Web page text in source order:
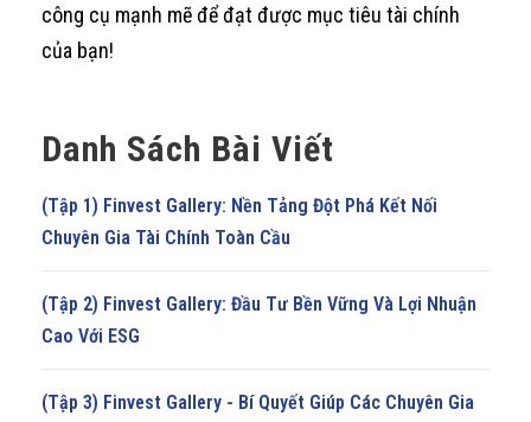
công cụ mạnh mẽ để đạt được mục tiêu tài chính
của bạn!
Danh Sách Bài Viết
(Tập 1) Finvest Gallery: Nền Tảng Đột Phá Kết Nối
Chuyên Gia Tài Chính Toàn Cầu
(Tập 2) Finvest Gallery: Đầu Tư Bền Vững Và Lợi Nhuận
Cao Với ESG
(Tập 3) Finvest Gallery - Bí Quyết Giúp Các Chuyên Gia